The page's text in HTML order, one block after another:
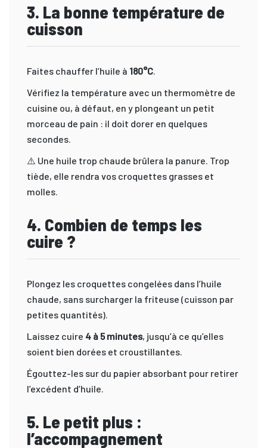
3. La bonne température de
cuisson
Faites chauffer l’huile à 180°C
Vérifiez la température avec un thermomètre de
cuisine ou, à défaut, en y plongeant un petit
morceau de pain : il doit dorer en quelques
secondes.
⚠️ Une huile trop chaude brûlera la panure. Trop
tiède, elle rendra vos croquettes grasses et
molles.
4. Combien de temps les
cuire ?
Plongez les croquettes congelées dans l’huile
chaude, sans surcharger la friteuse (cuisson par
petites quantités).
Laissez cuire 4 à 5 minutes, jusqu’à ce qu’elles
soient bien dorées et croustillantes.
Égouttez-les sur du papier absorbant pour retirer
l’excédent d’huile.
5. Le petit plus :
l’accompagnement